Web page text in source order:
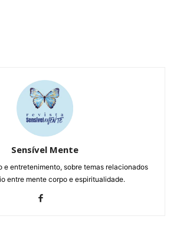
Sensível Mente
e entretenimento, sobre temas relacionados
entre mente corpo e espiritualidade.